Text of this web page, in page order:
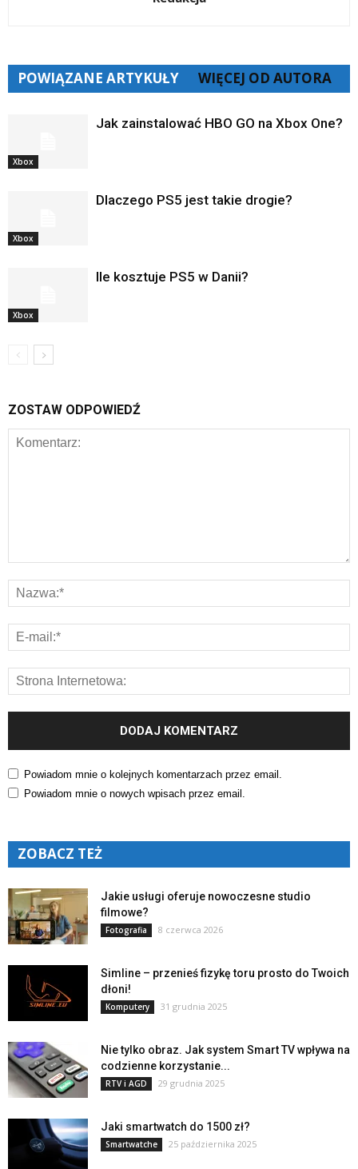
POWIĄZANE ARTYKUŁY WIĘCEJ OD AUTORA
Xbox
Jak zainstalować HBO GO na Xbox One?
Xbox
Dlaczego PS5 jest takie drogie?
Xbox
Ile kosztuje PS5 w Danii?
ZOSTAW ODPOWIEDŹ
Powiadom mnie o kolejnych komentarzach przez email.
Powiadom mnie o nowych wpisach przez email.
ZOBACZ TEŻ
Jakie usługi oferuje nowoczesne studio
filmowe?
Fotografia 8 czerwca 2026
Simline – przenieś fizykę toru prosto do Twoich
dłoni!
Komputery 31 grudnia 2025
Nie tylko obraz. Jak system Smart TV wpływa na
codzienne korzystanie...
RTV i AGD 29 grudnia 2025
Jaki smartwatch do 1500 zł?
Smartwatche 25 października 2025